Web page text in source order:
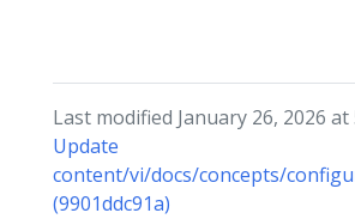
Last modified January 26, 2026 at
Update
content/vi/docs/concepts/
(9901ddc91a)